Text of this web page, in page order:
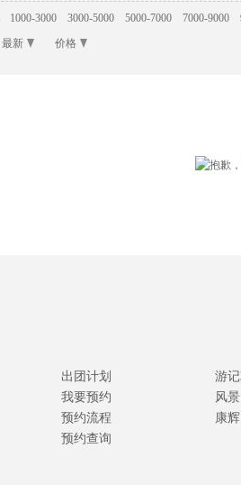
1000-3000 3000-5000 5000-7000 7000-9000
最新 价格
出团计划
我要预约
预约流程
预约查询
游
风
康